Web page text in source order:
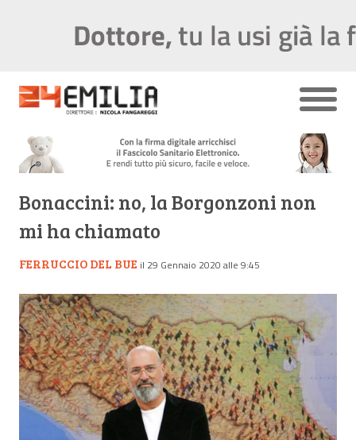
Bonaccini: no, la Borgonzoni non
mi ha chiamato
FERRUCCIO DEL BUE il 29 Gennaio 2020 alle 9:45